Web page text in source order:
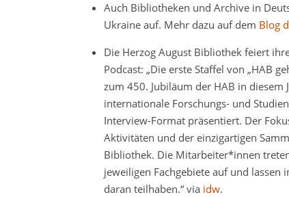
Auch Bibliotheken und Archive in
Ukraine auf. Mehr dazu auf dem Blog
Die Herzog August Bibliothek feiert
Podcast: „Die erste Staffel von „HAB
zum 450. Jubiläum der HAB in diesem
internationale Forschungs- und
Interview-Format präsentiert. Der
Aktivitäten und der einzigartigen
Bibliothek. Die Mitarbeiter*innen
jeweiligen Fachgebiete auf und lassen
daran teilhaben.“ via idw.